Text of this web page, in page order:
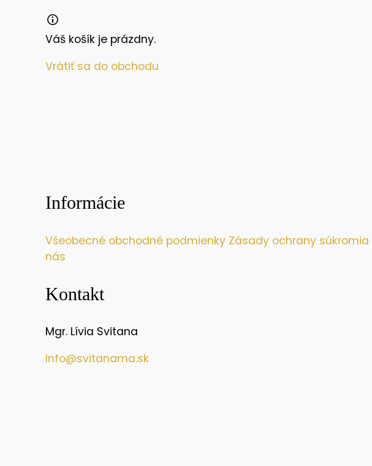
Váš košík je prázdny.
Vrátiť sa do obchodu
Informácie
Všeobecné obchodné podmienky Zásady ochrany súkromia
nás
Kontakt
Mgr. Lívia Svitana
Info@svitanama.sk